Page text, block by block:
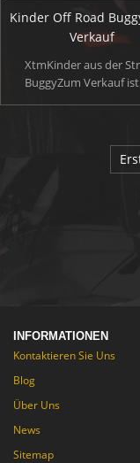
Kinder Off Road
Verkauf
XtmKinder aus der
BuggyZum Verkauf
entworfen undKinder
Buggy zum Verkauf,
steile Ufer und Hügel zu
schlammigen Spuren
INFORMATIONEN
Kontaktieren Sie Uns
Blog
Über Uns
News
Sitemap